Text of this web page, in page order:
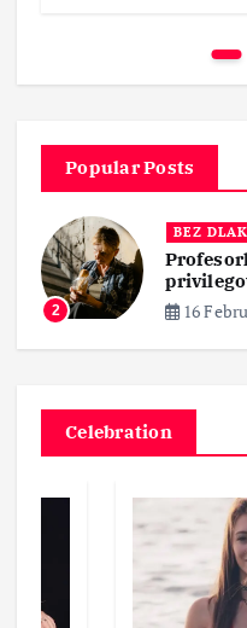
Popular Posts
2
BEZ
16
Celebration